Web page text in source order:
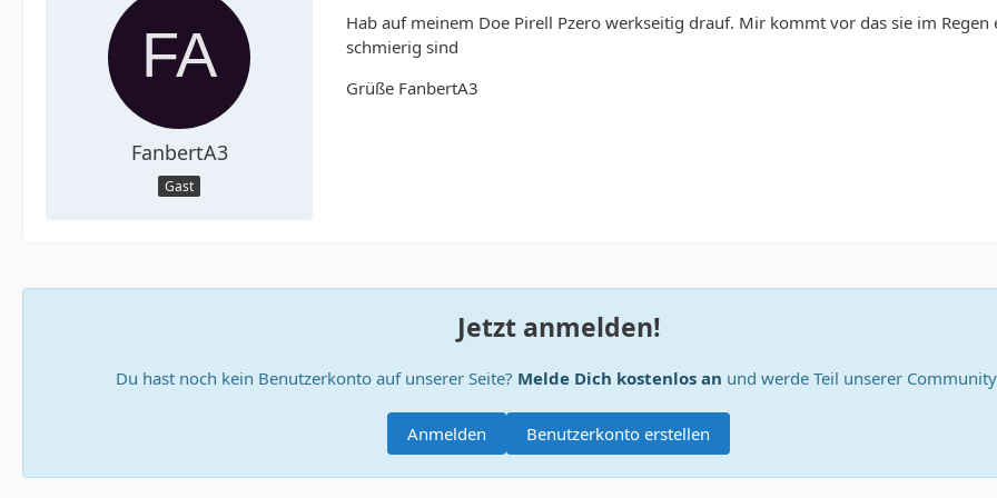
FanbertA3
Gast
Hab auf meinem Doe Pirell Pzero werkseitig drauf. Mir kommt vor das sie im Regen
schmierig sind
Grüße FanbertA3
Jetzt anmelden!
Du hast noch kein Benutzerkonto auf unserer Seite? Melde Dich kostenlos an und werde Teil unserer
Benutzerkonto erstellen
Anmelden